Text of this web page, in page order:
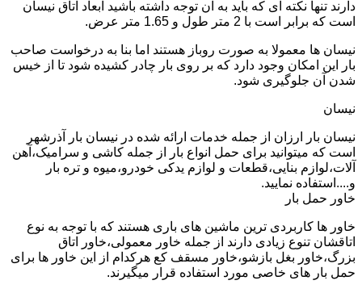
دارند تنها نکته ای که باید به آن توجه داشته باشید ابعاد اتاق نیسان
است که برابر است با 2 متر طول و 1.65 متر عرض.
نیسان ها معمولا به صورت روباز هستند اما بنا به درخواست صاحب
بار این امکان وجود دارد که بر روی بار چادر کشیده شود تا از خیس
شدن آن جلوگیری شود.
نیسان
نیسان بار ارزان از جمله خدمات ارائه شده در نیسان بار آذرشهر
است که میتوانید برای حمل انواع بار از جمله کاشی و سرامیک،آهن
آلات،لوازم بنایی،قطعات و لوازم یدکی خودرو،میوه و تره بار
و....استفاده نمایید.
خاور حمل بار
خاور ها کاربردی ترین ماشین های باری هستند که با توجه به نوع
اتاقشان تنوع زیادی دارند از جمله خاور معمولی،خاور اتاق
بزرگ،خاور بغل بازشو،خاور مسقف کع هرکدام از این خاور ها برای
حمل بار های خاصی مورد استفاده قرار میگیرند.